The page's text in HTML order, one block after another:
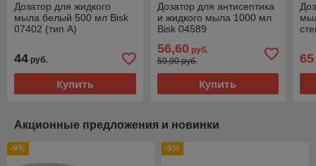
Дозатор для жидкого
мыла белый 500 мл Bisk
07402 (тип А)
44 руб.
Купить
Дозатор для антисептика
и жидкого мыла 1000 мл
Bisk 04589
56,60 руб.
59,90 руб.
Купить
65
Акционные предложения и новинки
-9% -9%